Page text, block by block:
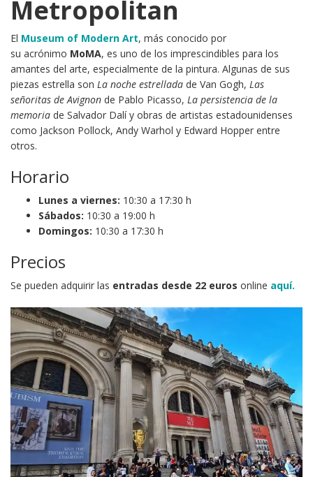
Metropolitan
El Museum of Modern Art, más conocido por
su acrónimo MoMA, es uno de los imprescindibles para los
amantes del arte, especialmente de la pintura. Algunas de sus
piezas estrella son La noche estrellada de Van Gogh, Las
señoritas de Avignon de Pablo Picasso, La persistencia de la
memoria de Salvador Dalí y obras de artistas estadounidenses
como Jackson Pollock, Andy Warhol y Edward Hopper entre
otros.
Horario
Lunes a viernes: 10:30 a 17:30 h
Sábados: 10:30 a 19:00 h
Domingos: 10:30 a 17:30 h
Precios
Se pueden adquirir las entradas desde 22 euros online aquí.